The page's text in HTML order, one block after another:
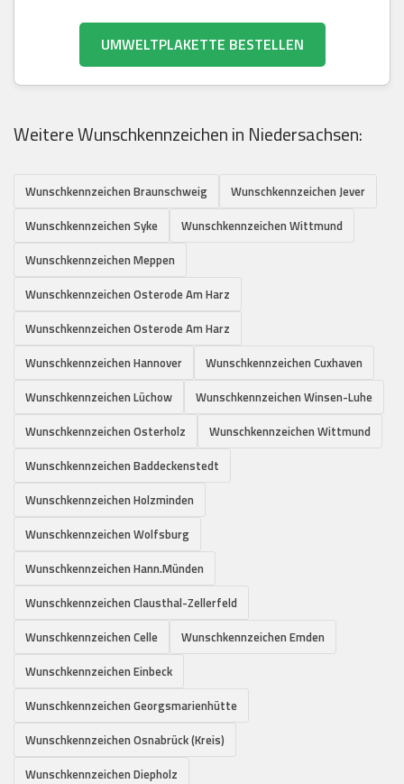
UMWELTPLAKETTE BESTELLEN
Weitere Wunschkennzeichen in Niedersachsen:
Wunschkennzeichen Braunschweig
Wunschkennzeichen Jever
Wunschkennzeichen Syke
Wunschkennzeichen Wittmund
Wunschkennzeichen Meppen
Wunschkennzeichen Osterode Am Harz
Wunschkennzeichen Osterode Am Harz
Wunschkennzeichen Hannover
Wunschkennzeichen Cuxhaven
Wunschkennzeichen Lüchow
Wunschkennzeichen Winsen-Luhe
Wunschkennzeichen Osterholz
Wunschkennzeichen Wittmund
Wunschkennzeichen Baddeckenstedt
Wunschkennzeichen Holzminden
Wunschkennzeichen Wolfsburg
Wunschkennzeichen Hann.Münden
Wunschkennzeichen Clausthal-Zellerfeld
Wunschkennzeichen Celle
Wunschkennzeichen Emden
Wunschkennzeichen Einbeck
Wunschkennzeichen Georgsmarienhütte
Wunschkennzeichen Osnabrück (Kreis)
Wunschkennzeichen Diepholz